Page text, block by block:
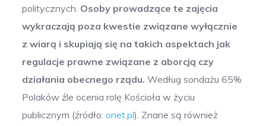
politycznych. Osoby prowadzące te zajęcia
wykraczają poza kwestie związane wyłącznie
z wiarą i skupiają się na takich aspektach jak
regulacje prawne związane z aborcją czy
działania obecnego rządu. Według sondażu 65%
Polaków źle ocenia rolę Kościoła w życiu
publicznym (źródło:onet.pl). Znane są również